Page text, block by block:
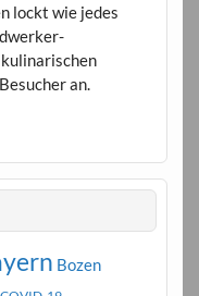
lockt wie jedes
an.
Bozen